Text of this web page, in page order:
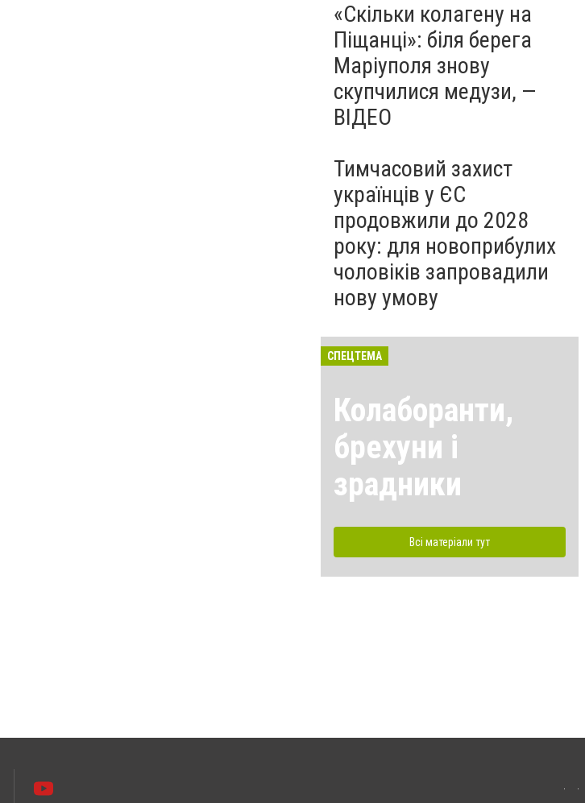
«Скільки колагену на
Піщанці»: біля берега
Маріуполя знову
скупчилися медузи, —
ВІДЕО
Тимчасовий захист
українців у ЄС
продовжили до 2028
року: для новоприбулих
чоловіків запровадили
нову умову
СПЕЦТЕМА
Колаборанти,
брехуни і
зрадники
Всі матеріали тут